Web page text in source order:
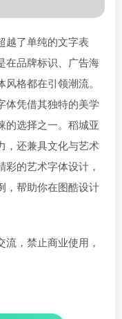
越了单纯的文字表
在品牌标识、广告海
格都在引领潮流。
体凭借其独特的美学
的选择之一。稻城亚
，还兼具文化与艺术
的艺术字体设计，
，帮助你在图酷设计
，禁止商业使用，